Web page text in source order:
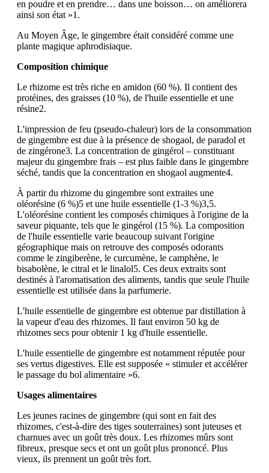
en poudre et en prendre… dans une boisson… on améliorera
ainsi son état »1.
Au Moyen Âge, le gingembre était considéré comme une
plante magique aphrodisiaque.
Composition chimique
Le rhizome est très riche en amidon (60 %). Il contient des
protéines, des graisses (10 %), de l'huile essentielle et une
résine2.
L'impression de feu (pseudo-chaleur) lors de la consommation
de gingembre est due à la présence de shogaol, de paradol et
de zingérone3. La concentration de gingérol – constituant
majeur du gingembre frais – est plus faible dans le gingembre
séché, tandis que la concentration en shogaol augmente4.
À partir du rhizome du gingembre sont extraites une
oléorésine (6 %)5 et une huile essentielle (1-3 %)3,5.
L'oléorésine contient les composés chimiques à l'origine de la
saveur piquante, tels que le gingérol (15 %). La composition
de l'huile essentielle varie beaucoup suivant l'origine
géographique mais on retrouve des composés odorants
comme le zingiberène, le curcumène, le camphène, le
bisabolène, le citral et le linalol5. Ces deux extraits sont
destinés à l'aromatisation des aliments, tandis que seule l'huile
essentielle est utilisée dans la parfumerie.
L'huile essentielle de gingembre est obtenue par distillation à
la vapeur d'eau des rhizomes. Il faut environ 50 kg de
rhizomes secs pour obtenir 1 kg d'huile essentielle.
L'huile essentielle de gingembre est notamment réputée pour
ses vertus digestives. Elle est supposée « stimuler et accélérer
le passage du bol alimentaire »6.
Usages alimentaires
Les jeunes racines de gingembre (qui sont en fait des
rhizomes, c'est-à-dire des tiges souterraines) sont juteuses et
charnues avec un goût très doux. Les rhizomes mûrs sont
fibreux, presque secs et ont un goût plus prononcé. Plus
vieux, ils prennent un goût très fort.